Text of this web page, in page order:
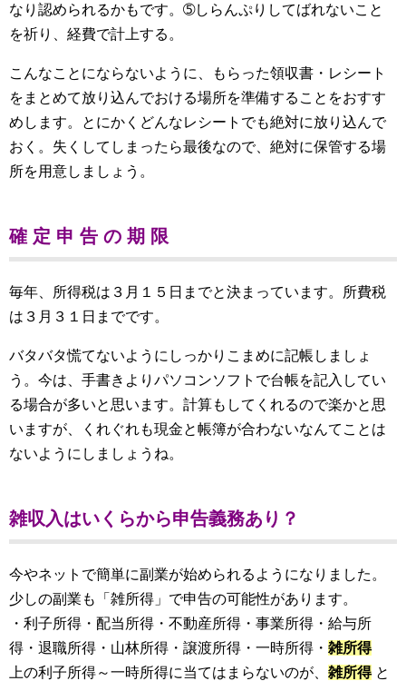
なり認められるかもです。➄しらんぷりしてばれないこと
を祈り、経費で計上する。
こんなことにならないように、もらった領収書・レシート
をまとめて放り込んでおける場所を準備することをおすす
めします。とにかくどんなレシートでも絶対に放り込んで
おく。失くしてしまったら最後なので、絶対に保管する場
所を用意しましょう。
確 定 申 告 の 期 限
毎年、所得税は３月１５日までと決まっています。所費税
は３月３１日までです。
バタバタ慌てないようにしっかりこまめに記帳しましょ
う。今は、手書きよりパソコンソフトで台帳を記入してい
る場合が多いと思います。計算もしてくれるので楽かと思
いますが、くれぐれも現金と帳簿が合わないなんてことは
ないようにしましょうね。
雑収入はいくらから申告義務あり？
今やネットで簡単に副業が始められるようになりました。
少しの副業も「雑所得」で申告の可能性があります。
・利子所得・配当所得・不動産所得・事業所得・給与所
得・退職所得・山林所得・譲渡所得・一時所得・ 雑所得
上の利子所得～一時所得に当てはまらないのが、 雑所得と